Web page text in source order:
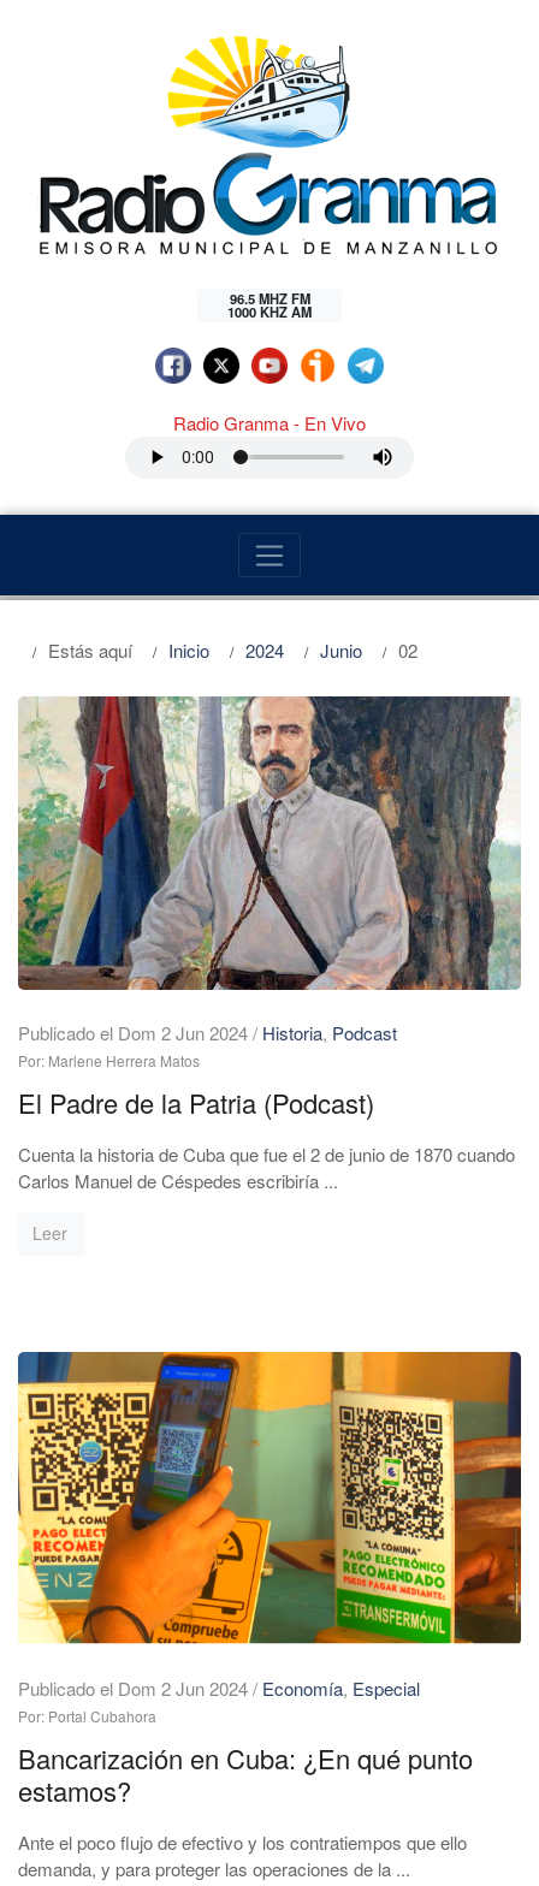
96.5 MHZ FM
1000 KHZ AM
Radio Granma - En Vivo
Estás aquí Inicio 2024 Junio 02
Publicado el Dom 2 Jun 2024/ Historia, Podcast
Por: Marlene Herrera Matos
El Padre de la Patria (Podcast)
Cuenta la historia de Cuba que fue el 2 de junio de 1870 cuando
Carlos Manuel de Céspedes escribiría ...
Leer
Publicado el Dom 2 Jun 2024/ Economía, Especial
Por: Portal Cubahora
Bancarización en Cuba: ¿En qué punto
estamos?
Ante el poco flujo de efectivo y los contratiempos que ello
demanda, y para proteger las operaciones de la ...